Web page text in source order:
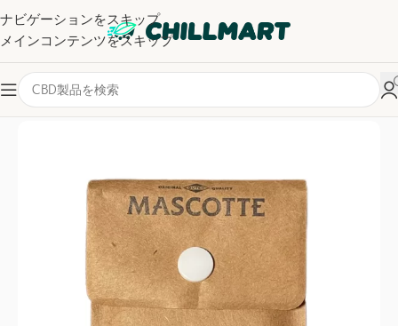
ナビゲーションをスキップ
メインコンテンツをスキップ
ホーム/アクセサリー